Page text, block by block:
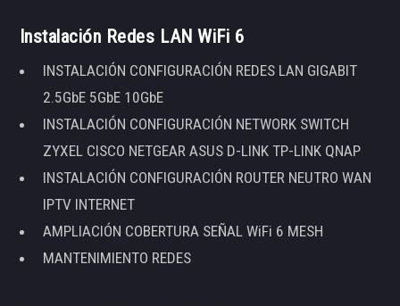
Instalación Redes LAN WiFi 6
INSTALACIÓN CONFIGURACIÓN REDES LAN GIGABIT
2.5GbE 5GbE 10GbE
INSTALACIÓN CONFIGURACIÓN NETWORK SWITCH
ZYXEL CISCO NETGEAR ASUS D-LINK TP-LINK QNAP
INSTALACIÓN CONFIGURACIÓN ROUTER NEUTRO WAN
IPTV INTERNET
AMPLIACIÓN COBERTURA SEÑAL WiFi 6 MESH
MANTENIMIENTO REDES